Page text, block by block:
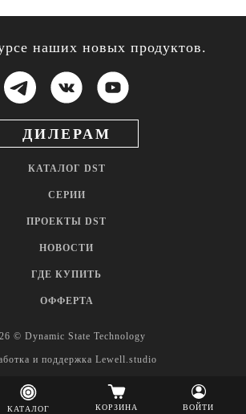
наших новых продуктов.
ДИЛЕРАМ
КАТАЛОГ DST
СЕРИИ
ПРОЕКТЫ DST
НОВОСТИ
ГДЕ КУПИТЬ
ОФФЕРТА
© Dynamic State Technology
и поддержка Lewell.studio
КАТАЛОГ КОРЗИНА ВОЙТИ